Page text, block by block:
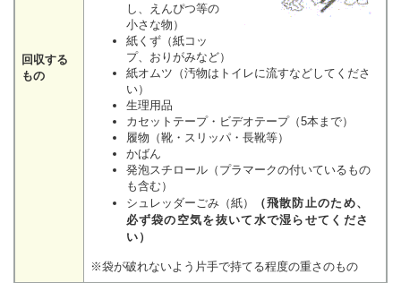
回収する
もの
し、えんぴつ等の
小さな物）
紙くず（紙コッ
プ、おりがみなど）
紙オムツ（汚物はトイレに流すなどしてくださ
い）
生理用品
カセットテープ・ビデオテープ（5本まで）
履物（靴・スリッパ・長靴等）
かばん
発泡スチロール（プラマークの付いているもの
も含む）
シュレッダーごみ（紙）
（飛散防止のため、
必ず袋の空気を抜いて水で湿らせてくださ
い）
※袋が破れないよう片手で持てる程度の重さのもの